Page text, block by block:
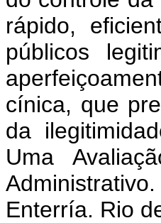
rápido,
públicos
cínica, que
da
Uma
Enterría. Rio